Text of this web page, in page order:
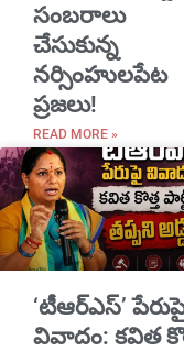
సంబరాలు
చేసుకున్న
నర్సింహులపేట
ప్రజలు!
READ MORE »
‘టీఆర్ఎస్’
వివాదం: కవిత